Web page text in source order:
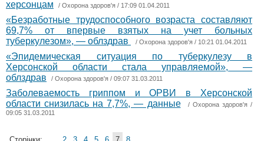
херсонцам
/ Охорона здоров'я / 17:09 01.04.2011
«Безработные трудоспособного возраста составляют
69,7% от впервые взятых на учет больных
туберкулезом», — облздрав
/ Охорона здоров'я / 10:21 01.04.2011
«Эпидемическая ситуация по туберкулезу в
Херсонской области стала управляемой», —
облздрав
/ Охорона здоров'я / 09:07 31.03.2011
Заболеваемость гриппом и ОРВИ в Херсонской
области снизилась на 7,7%, — данные
/ Охорона здоров'я/
09:05 31.03.2011